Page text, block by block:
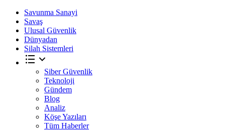
Savunma Sanayi
Savaş
Ulusal Güvenlik
Dünyadan
Silah Sistemleri
Siber Güvenlik
Teknoloji
Gündem
Blog
Analiz
Köşe Yazıları
Tüm Haberler